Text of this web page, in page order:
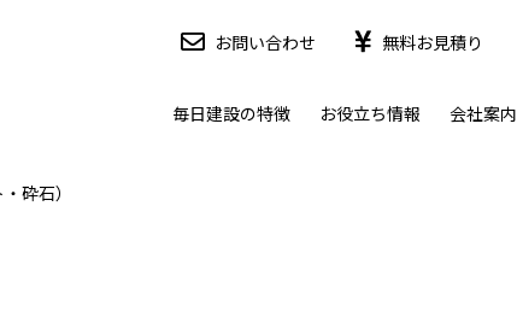
お問い合わせ 無料お見積り
毎日建設の特徴 お役立ち情報 会社案内
砕石）